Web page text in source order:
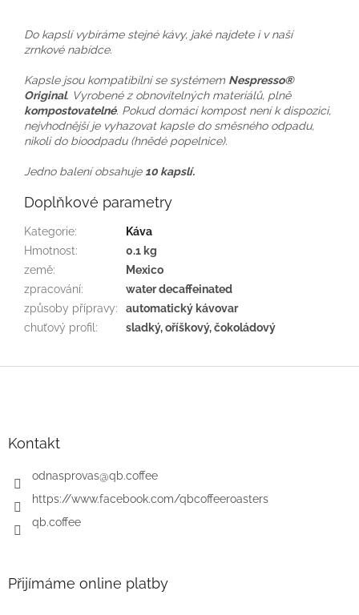
Do kapslí vybíráme stejné kávy, jaké najdete i v naší
zrnkové nabídce.
Kapsle jsou kompatibilní se systémem Nespresso®
Original. Vyrobené z obnovitelných materiálů, plně
kompostovatelné. Pokud domácí kompost není k dispozici,
nejvhodnější je vyhazovat kapsle do směsného odpadu,
nikoli do bioodpadu (hnědé popelnice).
Jedno balení obsahuje 10 kapslí.
Doplňkové parametry
Kategorie:
Káva
Hmotnost:
0.1 kg
země:
Mexico
zpracování:
water decaffeinated
způsoby přípravy:
automatický kávovar
chuťový profil : sladký, oříškový, čokoládový
Kontakt
odnasprovas@qb.coffee
https://www.facebook.com/qbcoffeeroasters
qb.coffee
Přijímáme online platby